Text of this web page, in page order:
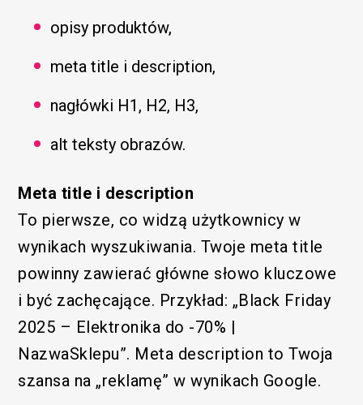
opisy produktów,
meta title i description,
nagłówki H1, H2, H3,
alt teksty obrazów.
Meta title i description
To pierwsze, co widzą użytkownicy w
wynikach wyszukiwania. Twoje meta title
powinny zawierać główne słowo kluczowe
i być zachęcające. Przykład: „Black Friday
2025 – Elektronika do -70% |
NazwaSklepu”. Meta description to Twoja
szansa na „reklamę” w wynikach Google.